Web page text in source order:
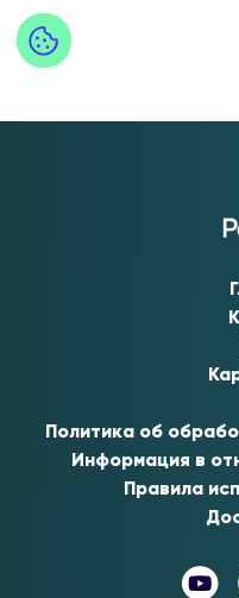
Политика об
Информация в
Правила